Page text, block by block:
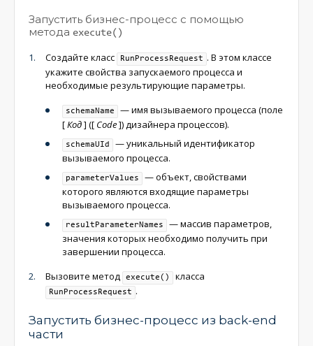
Запустить бизнес-процесс с помощью
метода execute()
Создайте класс RunProcessRequest . В этом классе
укажите свойства запускаемого процесса и
необходимые результирующие параметры.
schemaName
— имя вызываемого процесса (поле
[Код] ([ Code]) дизайнера процессов)​​​​​​.
schemaUId
— уникальный идентификатор
вызываемого процесса.
parameterValues
— объект, свойствами
которого являются входящие параметры
вызываемого процесса.
resultParameterNames
— массив параметров,
значения которых необходимо получить при
завершении процесса.
Вызовите метод
execute() класса
RunProcessRequest .
Запустить бизнес-процесс из back-end
части